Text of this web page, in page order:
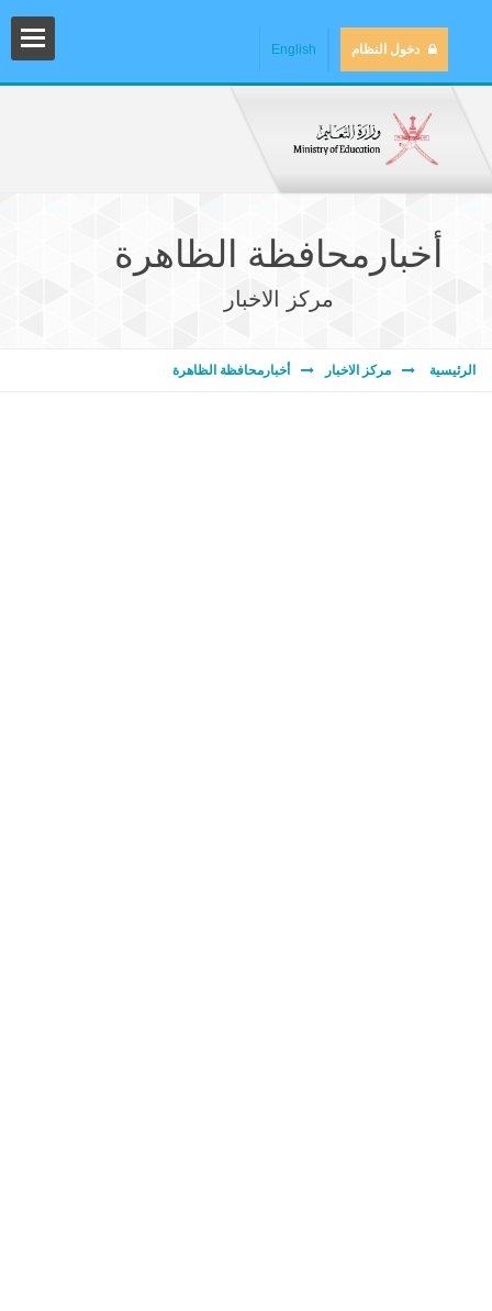
دخول النظام English
أخبارمحافظة الظاهرة
مركز الاخبار
الرئيسية مركز الاخبار أخبارمحافظة الظاهرة